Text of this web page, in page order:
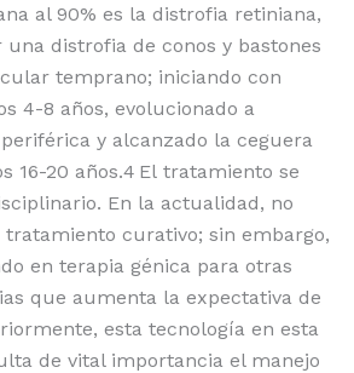
al 90% es la distrofia retiniana,
distrofia de conos y bastones
temprano; iniciando con
4-8 años, evolucionado a
y alcanzado la ceguera
16-20 años.4 El tratamiento se
En la actualidad, no
curativo; sin embargo,
en terapia génica para otras
que aumenta la expectativa de
esta tecnología en esta
de vital importancia el manejo